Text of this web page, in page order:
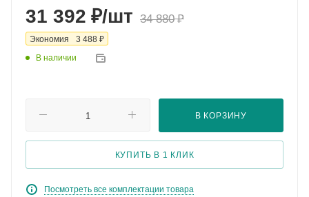
31 392 ₽/шт 34 880₽
Экономия 3 488 ₽
В наличии
В КОРЗИНУ
КУПИТЬ В 1 КЛИК
Посмотреть все комплектации товара